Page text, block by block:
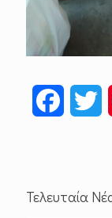
Τελευταία